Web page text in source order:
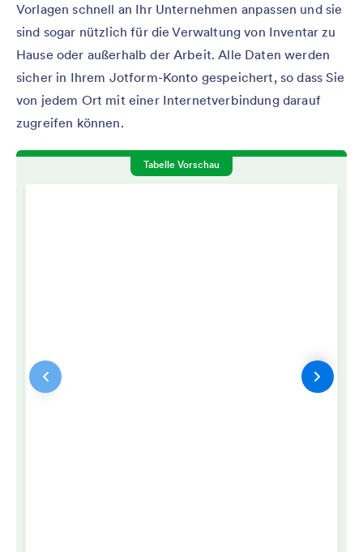
Vorlagen schnell an Ihr Unternehmen anpassen und sie
sind sogar nützlich für die Verwaltung von Inventar zu
Hause oder außerhalb der Arbeit. Alle Daten werden
sicher in Ihrem Jotform-Konto gespeichert, so dass Sie
von jedem Ort mit einer Internetverbindung darauf
zugreifen können.